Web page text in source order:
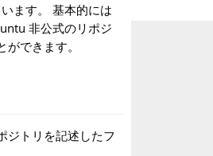
ます。 基本的には
非公式のリポジ
できます。
ジトリを記述したフ